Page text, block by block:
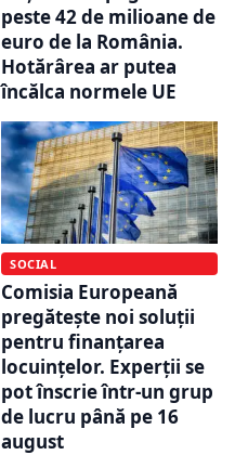
peste 42 de milioane de
euro de la România.
Hotărârea ar putea
încălca normele UE
SOCIAL
Comisia Europeană
pregătește noi soluții
pentru finanțarea
locuințelor. Experții se
pot înscrie într-un grup
de lucru până pe 16
august